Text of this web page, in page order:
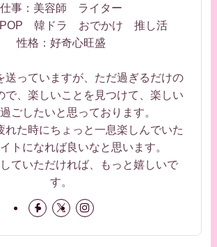
仕事：美容師 ライター
POP 韓ドラ おでかけ 推し活
性格：好奇心旺盛
送っていますが、ただ過ぎるだけの
で、楽しいことを見つけて、楽しい
ごしたいと思っております。
れた時にちょっと一息楽しんでいた
トになれば良いなと思います。
ていただければ、もっと嬉しいで
す。